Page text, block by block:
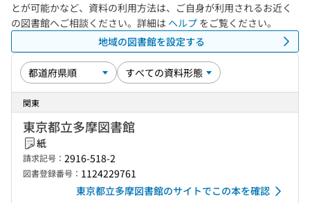
とが可能かなど、資料の利用方法は、ご自身が利用されるお近く
の図書館へご相談ください。詳細は ヘルプ をご覧ください。
地域の図書館を設定する
関東
東京都立多摩図書館
紙
請求記号： 2916-518-2
図書登録番号： 1124229761
東京都立多摩図書館のサイトでこの本を確認